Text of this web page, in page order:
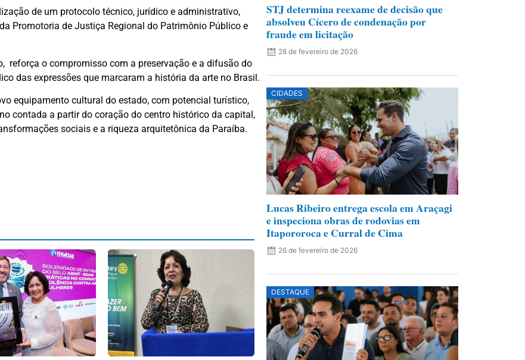
de um protocolo técnico, jurídico e administrativo,
Promotoria de Justiça Regional do Patrimônio Público e
reforça o compromisso com a preservação e a difusão do
das expressões que marcaram a história da arte no Brasil.
equipamento cultural do estado, com potencial turístico,
contada a partir do coração do centro histórico da capital,
sociais e a riqueza arquitetônica da Paraíba.
STJ determina reexame de decisão que
absolveu Cícero de condenação por
fraude em licitação
28 de fevereiro de 2026
CIDADES
Lucas Ribeiro entrega escola em Araçagi
e inspeciona obras de rodovias em
Itapororoca e Curral de Cima
26 de fevereiro de 2026
DESTAQUE